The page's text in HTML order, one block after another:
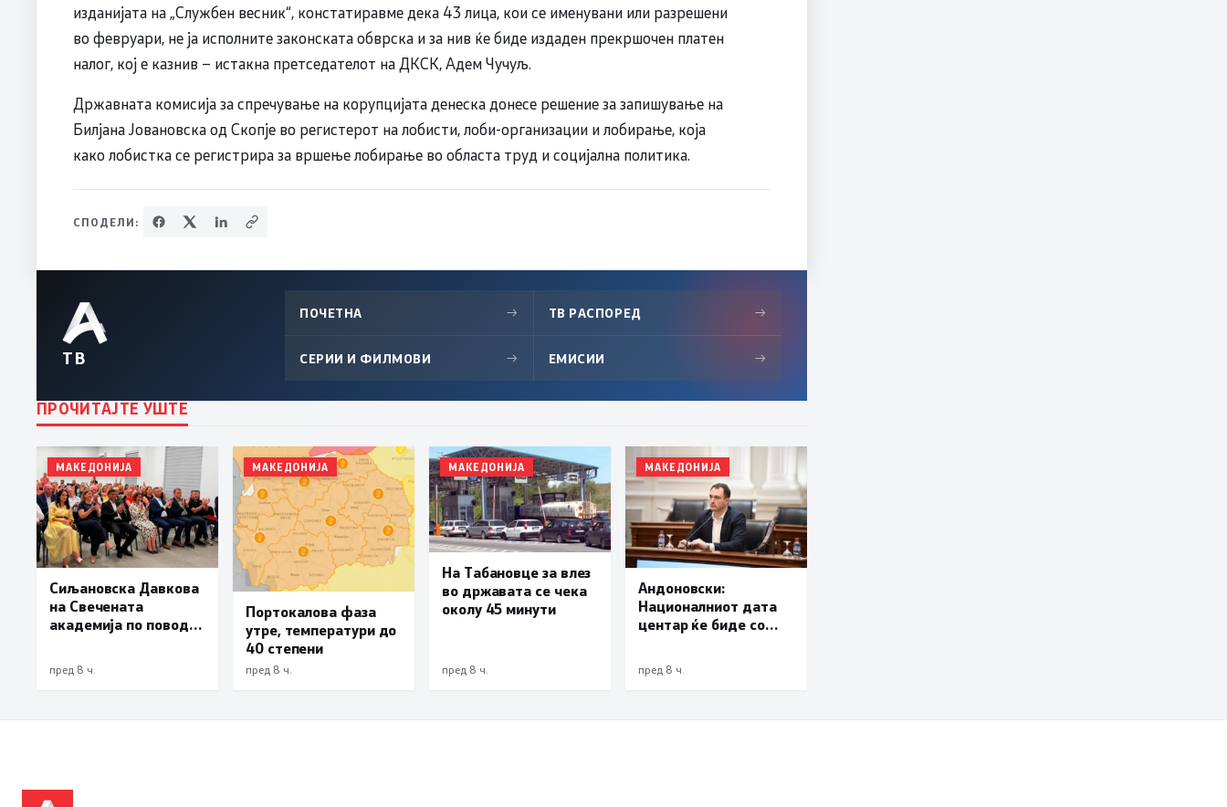
изданијата на „Службен весник“, констатиравме дека 43 лица, кои се именувани или разрешени
во февруари, не ја исполните законската обврска и за нив ќе биде издаден прекршочен платен
налог, кој е казнив – истакна претседателот на ДКСК, Адем Чучуљ.
Државната комисија за спречување на корупцијата денеска донесе решение за запишување на
Билјана Јовановска од Скопје во регистерот на лобисти, лоби-организации и лобирање, која
како лобистка се регистрира за вршење лобирање во областа труд и социјална политика.
СПОДЕЛИ:
ТВ
ПОЧЕТНА → ТВ РАСПОРЕД →
СЕРИИ И ФИЛМОВИ → ЕМИСИИ →
ПРОЧИТАЈТЕ УШТЕ
МАКЕДОНИЈА
Сиљановска Давкова
на Свечената
академија по повод
пред 8 ч.
МАКЕДОНИЈА
Портокалова фаза
утре, температури до
40 степени
пред 8 ч.
МАКЕДОНИЈА
На Табановце за влез
во државата се чека
околу 45 минути
пред 8 ч.
МАКЕДОНИЈА
Андоновски:
Националниот дата
центар ќе биде со
исклучиво за
пред 8 ч.